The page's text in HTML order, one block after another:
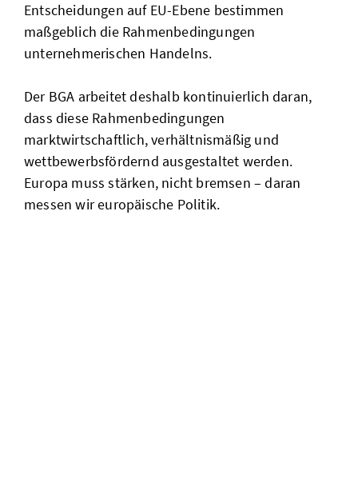
Entscheidungen auf EU-Ebene bestimmen
maßgeblich die Rahmenbedingungen
unternehmerischen Handelns.
Der BGA arbeitet deshalb kontinuierlich daran,
dass diese Rahmenbedingungen
marktwirtschaftlich, verhältnismäßig und
wettbewerbsfördernd ausgestaltet werden.
Europa muss stärken, nicht bremsen – daran
messen wir europäische Politik.